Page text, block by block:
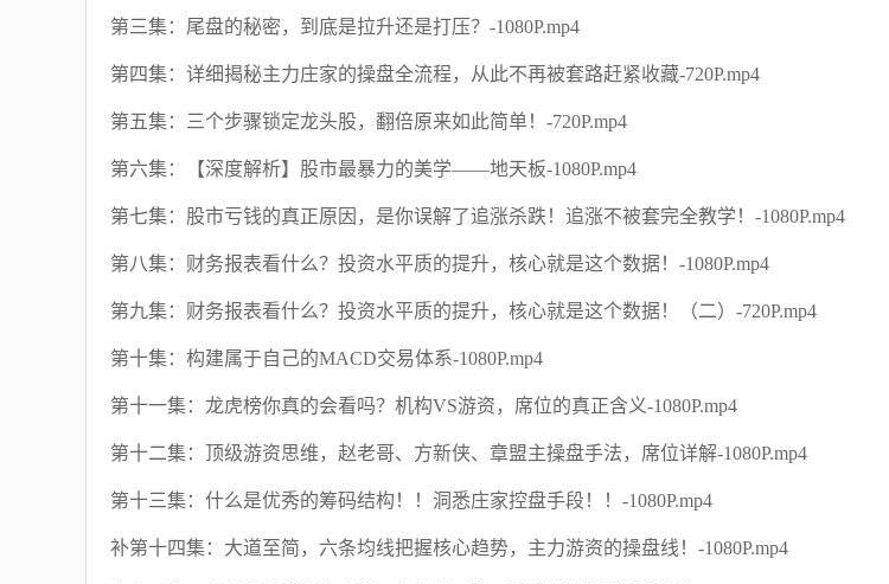
第三集：尾盘的秘密，到底是拉升还是打压？-1080P.mp4
第四集：详细揭秘主力庄家的操盘全流程，从此不再被套路赶紧收藏-720P.mp4
第五集：三个步骤锁定龙头股，翻倍原来如此简单！-720P.mp4
第六集：【深度解析】股市最暴力的美学——地天板-1080P.mp4
第七集：股市亏钱的真正原因，是你误解了追涨杀跌！追涨不被套完全教学！-1080P.mp4
第八集：财务报表看什么？投资水平质的提升，核心就是这个数据！-1080P.mp4
第九集：财务报表看什么？投资水平质的提升，核心就是这个数据！（二）-720P.mp4
第十集：构建属于自己的MACD交易体系-1080P.mp4
第十一集：龙虎榜你真的会看吗？机构VS游资，席位的真正含义-1080P.mp4
第十二集：顶级游资思维，赵老哥、方新侠、章盟主操盘手法，席位详解-1080P.mp4
第十三集：什么是优秀的筹码结构！！洞悉庄家控盘手段！！-1080P.mp4
补第十四集：大道至简，六条均线把握核心趋势，主力游资的操盘线！-1080P.mp4